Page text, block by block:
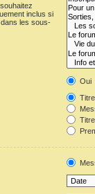
inclus si
les sous-
Oui